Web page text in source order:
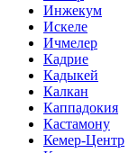
Инжекум
Искеле
Ичмелер
Кадрие
Кадыкей
Калкан
Каппадокия
Кастамону
Кемер-Центр